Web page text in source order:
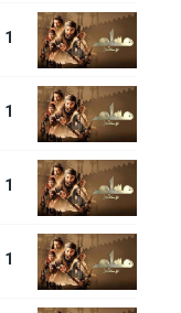
1 - 13
1 - 12
1 - 11
1 - 10